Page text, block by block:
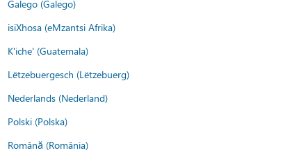
Galego (Galego)
isiXhosa (eMzantsi Afrika)
K'iche' (Guatemala)
Lëtzebuergesch (Lëtzebuerg)
Nederlands (Nederland)
Polski (Polska)
Română (România)